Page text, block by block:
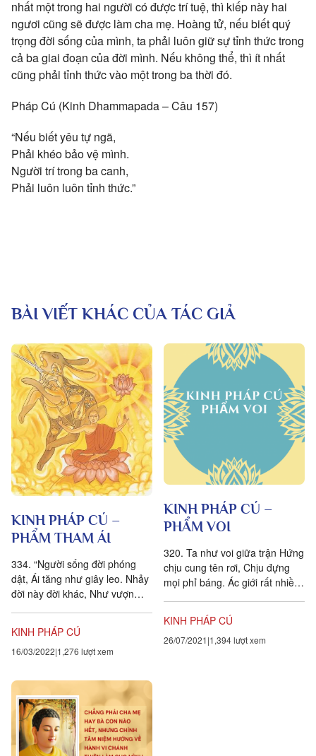
nhất một trong hai người có được trí tuệ, thì kiếp này hai
ngươi cũng sẽ được làm cha mẹ. Hoàng tử, nếu biết quý
trọng đời sống của mình, ta phải luôn giữ sự tỉnh thức trong
cả ba giai đoạn của đời mình. Nếu không thể, thì ít nhất
cũng phải tỉnh thức vào một trong ba thời đó.
Pháp Cú (Kinh Dhammapada – Câu 157)
“Nếu biết yêu tự ngã,
Phải khéo bảo vệ mình.
Người trí trong ba canh,
Phải luôn luôn tỉnh thức.”
BÀI VIẾT KHÁC CỦA TÁC GIẢ
KINH PHÁP CÚ –
PHẨM THAM ÁI
334. “Người sống đời phóng
dật, Ái tăng như giây leo. Nhảy
đời này đời khác, Như vượn
trong đời này, Bị ái dục...
KINH PHÁP CÚ
16/03/2022 1,276 lượt xem
KINH PHÁP CÚ –
PHẨM VOI
320. Ta như voi giữa trận Hứng
chịu cung tên rơi, Chịu đựng
mọi phỉ báng. Ác giới rất nhiều
hội, Ngựa luyện, được...
KINH PHÁP CÚ
26/07/2021 1,394 lượt xem